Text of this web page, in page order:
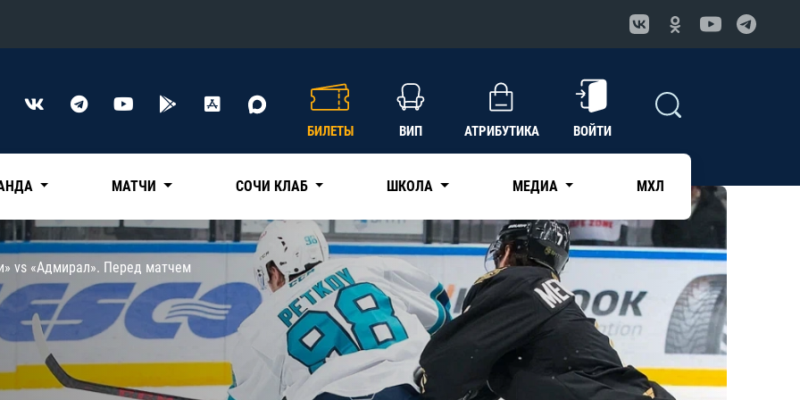
Конференция «Восток»
Нефтехимик
Трактор
Дивизион Чернышева
Адмирал
КХЛ
БИЛЕТЫ ВИП АТРИБУТИКА ВОЙТИ
МАТЧИ СОЧИ КЛАБ ШКОЛА МЕДИА МХЛ
vs «Адмирал». Перед матчем